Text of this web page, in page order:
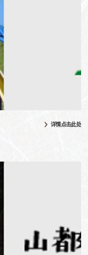
详情点击此处